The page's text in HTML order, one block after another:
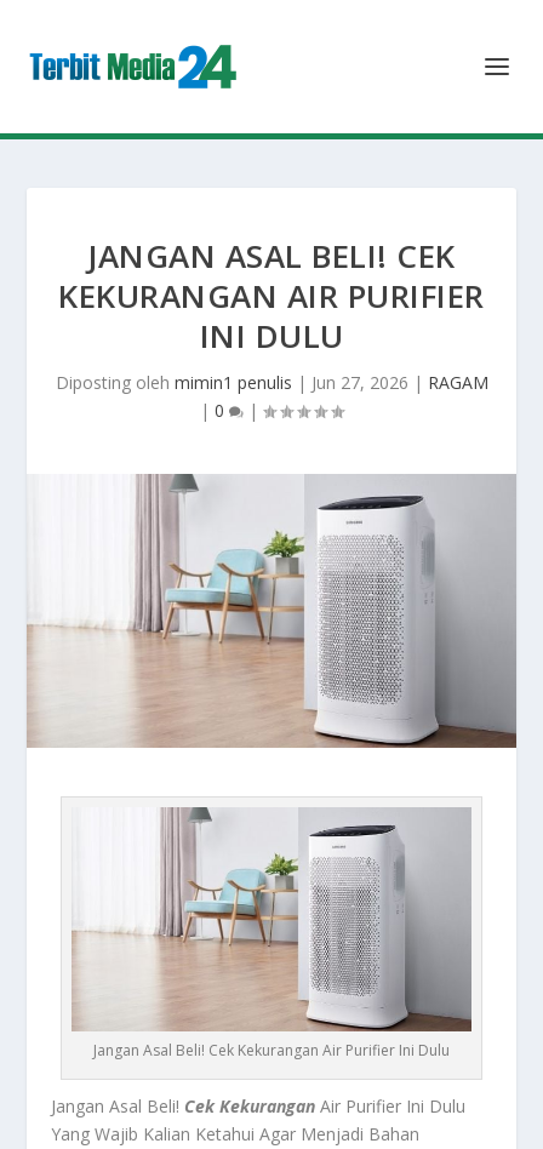
JANGAN ASAL BELI! CEK
KEKURANGAN AIR PURIFIER
INI DULU
Diposting oleh mimin1 penulis | Jun 27, 2026 | RAGAM
| 0 |
Jangan Asal Beli! Cek Kekurangan Air Purifier Ini Dulu
Jangan Asal Beli! Cek Kekurangan Air Purifier Ini Dulu
Yang Wajib Kalian Ketahui Agar Menjadi Bahan